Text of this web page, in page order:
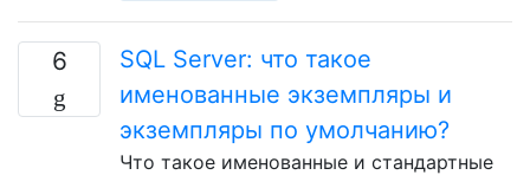
6
SQL Server: что такое
именованные экземпляры и
экземпляры по умолчанию?
Что такое именованные и стандартные